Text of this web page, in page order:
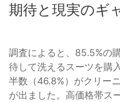
期待と現実のギ
調査によると、85.5%の
待して洗えるスーツを購
半数（46.8%）がクリー
が出ました。高価格帯ス